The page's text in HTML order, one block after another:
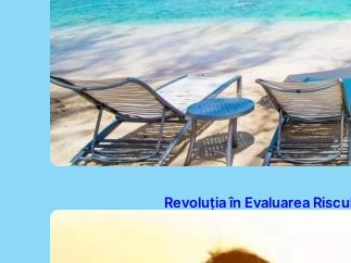
Revoluția în Evaluarea
Indiferent de Nivelul